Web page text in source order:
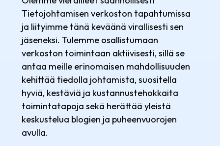
Tietojohtamisen verkoston tapahtumissa
ja liityimme tänä keväänä virallisesti sen
jäseneksi. Tulemme osallistumaan
verkoston toimintaan aktiivisesti, sillä se
antaa meille erinomaisen mahdollisuuden
kehittää tiedolla johtamista, suositella
hyviä, kestäviä ja kustannustehokkaita
toimintatapoja sekä herättää yleistä
keskustelua blogien ja puheenvuorojen
avulla.